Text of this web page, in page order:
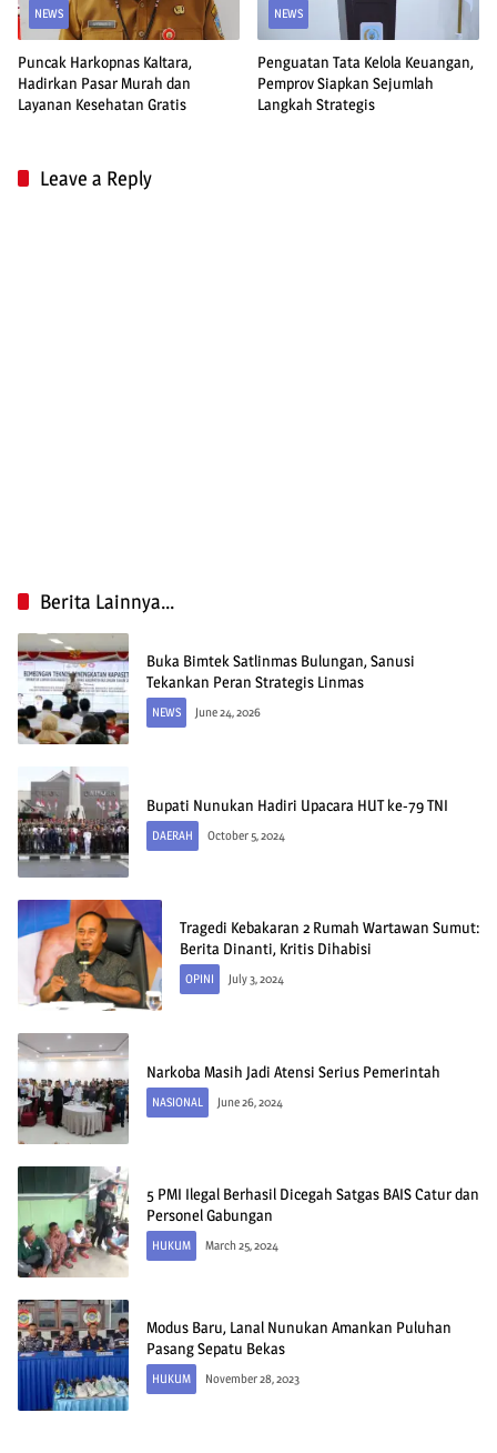
NEWS
Puncak Harkopnas Kaltara,
Hadirkan Pasar Murah dan
Layanan Kesehatan Gratis
NEWS
Penguatan Tata Kelola Keuangan,
Pemprov Siapkan Sejumlah
Langkah Strategis
Leave a Reply
Berita Lainnya...
Buka Bimtek Satlinmas Bulungan, Sanusi
Tekankan Peran Strategis Linmas
NEWS June 24, 2026
Bupati Nunukan Hadiri Upacara HUT ke-79 TNI
DAERAH October 5, 2024
Tragedi Kebakaran 2 Rumah Wartawan Sumut:
Berita Dinanti, Kritis Dihabisi
OPINI July 3, 2024
Narkoba Masih Jadi Atensi Serius Pemerintah
NASIONAL June 26, 2024
5 PMI Ilegal Berhasil Dicegah Satgas BAIS Catur dan
Personel Gabungan
HUKUM March 25, 2024
Modus Baru, Lanal Nunukan Amankan Puluhan
Pasang Sepatu Bekas
HUKUM November 28, 2023